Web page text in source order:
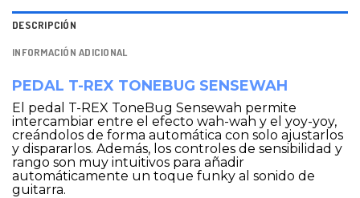
DESCRIPCIÓN
INFORMACIÓN ADICIONAL
PEDAL T-REX TONEBUG SENSEWAH
El pedal T-REX ToneBug Sensewah permite
intercambiar entre el efecto wah-wah y el yoy-yoy,
creándolos de forma automática con solo ajustarlos
y dispararlos. Además, los controles de sensibilidad y
rango son muy intuitivos para añadir
automáticamente un toque funky al sonido de
guitarra.